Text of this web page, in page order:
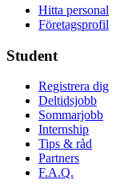
Hitta personal
Företagsprofil
Student
Registrera dig
Deltidsjobb
Sommarjobb
Internship
Tips & råd
Partners
F.A.Q.